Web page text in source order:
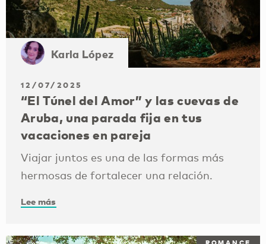
Karla López
12/07/2025
“El Túnel del Amor” y las cuevas de
Aruba, una parada fija en tus
vacaciones en pareja
Viajar juntos es una de las formas más
hermosas de fortalecer una relación.
Lee más